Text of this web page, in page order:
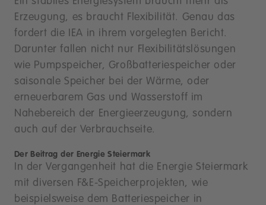
Erzeugung, es braucht Flexibilität. Genau das
fordert die IEA in ihrem vorgelegten Bericht.
Darunter fallen nicht nur Flexibilitätslösungen
wie Pumpspeicher, Großbatteriespeicher oder
saisonale Speicher bei der Wärme, oder
erneuerbarem Gas und Wasserstoff im
Nahebereich der Energieerzeugung, sondern
auch auf der Verbrauchseite.
Der Beitrag der Energie Steiermark
In der Vergangenheit hat die Energie Steiermark
mit diversen F&E-Speicherprojekten, wie
beispielsweise dem Batteriespeicher in